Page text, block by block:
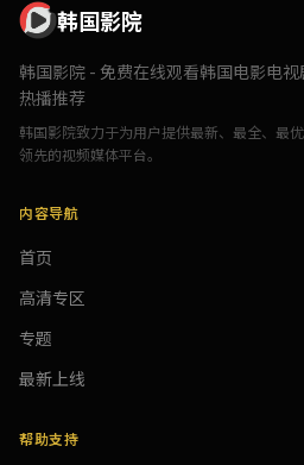
韩国影院
韩国影院 - 免费在线观看韩国电影电
热播推荐
韩国影院致力于为用户提供最新、最全、最
领先的视频媒体平台。
内容导航
首页
高清专区
专题
最新上线
帮助支持